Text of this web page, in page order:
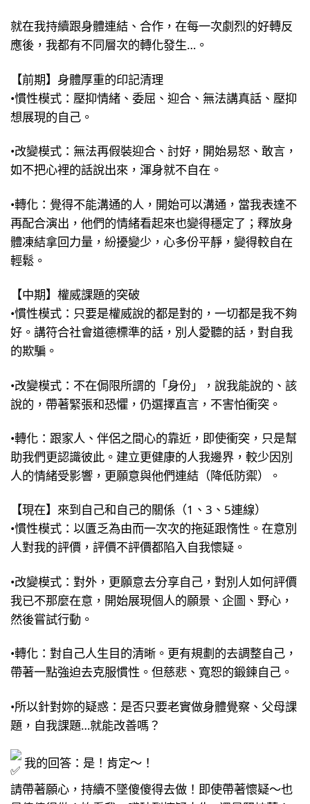
就在我持續跟身體連結、合作，在每一次劇烈的好轉反
應後，我都有不同層次的轉化發生…。
【前期】身體厚重的印記清理
•慣性模式：壓抑情緒、委屈、迎合、無法講真話、壓抑
想展現的自己。
•改變模式：無法再假裝迎合、討好，開始易怒、敢言，
如不把心裡的話說出來，渾身就不自在。
•轉化：覺得不能溝通的人，開始可以溝通，當我表達不
再配合演出，他們的情緒看起來也變得穩定了；釋放身
體凍結拿回力量，紛擾變少，心多份平靜，變得較自在
輕鬆。
【中期】權威課題的突破
•慣性模式：只要是權威說的都是對的，一切都是我不夠
好。講符合社會道德標準的話，別人愛聽的話，對自我
的欺騙。
•改變模式：不在侷限所謂的「身份」，說我能說的、該
說的，帶著緊張和恐懼，仍選擇直言，不害怕衝突。
•轉化：跟家人、伴侶之間心的靠近，即使衝突，只是幫
助我們更認識彼此。建立更健康的人我邊界，較少因別
人的情緒受影響，更願意與他們連結（降低防禦）。
【現在】來到自己和自己的關係（1、3、5連線）
•慣性模式：以匱乏為由而一次次的拖延跟惰性。在意別
人對我的評價，評價不評價都陷入自我懷疑。
•改變模式：對外，更願意去分享自己，對別人如何評價
我已不那麼在意，開始展現個人的願景、企圖、野心，
然後嘗試行動。
•轉化：對自己人生目的清晰。更有規劃的去調整自己，
帶著一點強迫去克服慣性。但慈悲、寬恕的鍛鍊自己。
•所以針對妳的疑惑：是否只要老實做身體覺察、父母課
題，自我課題…就能改善嗎？
我的回答：是！肯定～！
請帶著願心，持續不墜傻傻得去做！即使帶著懷疑～也